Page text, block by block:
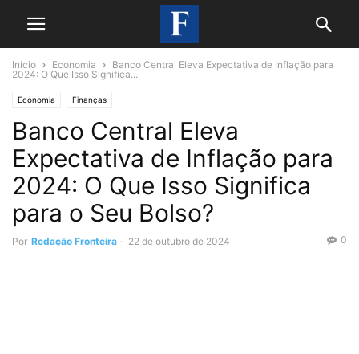
Início Economia
Banco Central Eleva Expectativa de Inflação para
2024: O Que Isso Significa...
Economia Finanças
Banco Central Eleva
Expectativa de Inflação para
2024: O Que Isso Significa
para o Seu Bolso?
Por Redação Fronteira - 22 de outubro de 2024 0